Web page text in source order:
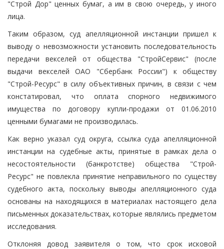
"Строй Дор" ценных бумаг, а им в свою очередь, у иного
лица.
Таким образом, суд апелляционной инстанции пришел к
выводу о невозможности установить последовательность
передачи векселей от общества "СтройСервис" (после
выдачи векселей ОАО "Сбербанк России") к обществу
"Строй-Ресурс" в силу объективных причин, в связи с чем
констатировал, что оплата спорного недвижимого
имущества по договору купли-продажи от 01.06.2010
ценными бумагами не производилась.
Как верно указал суд округа, ссылка суда апелляционной
инстанции на судебные акты, принятые в рамках дела о
несостоятельности (банкротстве) общества "Строй-
Ресурс" не повлекла принятие неправильного по существу
судебного акта, поскольку выводы апелляционного суда
основаны на находящихся в материалах настоящего дела
письменных доказательствах, которые являлись предметом
исследования.
Отклоняя довод заявителя о том, что срок исковой